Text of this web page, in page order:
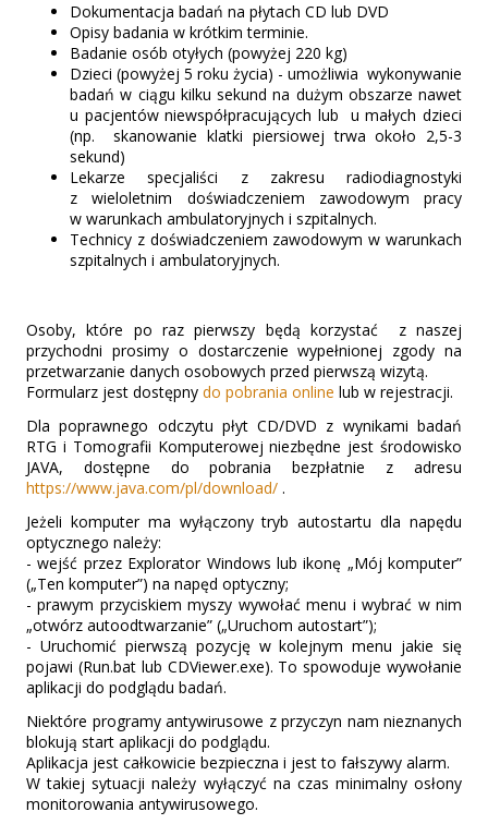
Dokumentacja badań na płytach CD lub DVD
Opisy badania w krótkim terminie.
Badanie osób otyłych (powyżej 220 kg)
Dzieci (powyżej 5 roku życia) - umożliwia wykonywanie
badań w ciągu kilku sekund na dużym obszarze nawet
u pacjentów niewspółpracujących lub u małych dzieci
(np. skanowanie klatki piersiowej trwa około 2,5-3
sekund)
Lekarze specjaliści z zakresu radiodiagnostyki
z wieloletnim doświadczeniem zawodowym pracy
w warunkach ambulatoryjnych i szpitalnych.
Technicy z doświadczeniem zawodowym w warunkach
szpitalnych i ambulatoryjnych.
Osoby, które po raz pierwszy będą korzystać z naszej
przychodni prosimy o dostarczenie wypełnionej zgody na
przetwarzanie danych osobowych przed pierwszą wizytą.
Formularz jest dostępny do pobrania online lub w rejestracji.
Dla poprawnego odczytu płyt CD/DVD z wynikami badań
RTG i Tomografii Komputerowej niezbędne jest środowisko
JAVA, dostępne do pobrania bezpłatnie z adresu
https://www.java.com/pl/download/ .
Jeżeli komputer ma wyłączony tryb autostartu dla napędu
optycznego należy:
- wejść przez Explorator Windows lub ikonę „Mój komputer”
(„Ten komputer”) na napęd optyczny;
- prawym przyciskiem myszy wywołać menu i wybrać w nim
„otwórz autoodtwarzanie” („Uruchom autostart”);
- Uruchomić pierwszą pozycję w kolejnym menu jakie się
pojawi (Run.bat lub CDViewer.exe). To spowoduje wywołanie
aplikacji do podglądu badań.
Niektóre programy antywirusowe z przyczyn nam nieznanych
blokują start aplikacji do podglądu.
Aplikacja jest całkowicie bezpieczna i jest to fałszywy alarm.
W takiej sytuacji należy wyłączyć na czas minimalny osłony
monitorowania antywirusowego.